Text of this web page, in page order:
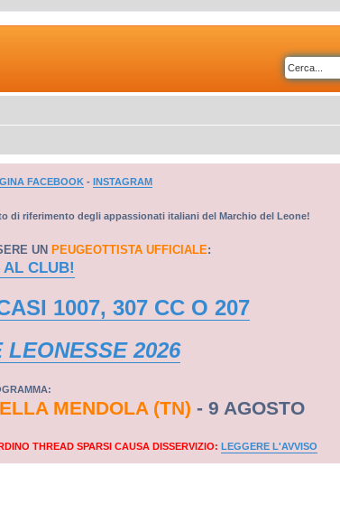
FACEBOOK - INSTAGRAM
di riferimento degli appassionati italiani del Marchio del Leone!
UN PEUGEOTTISTA UFFICIALE:
AL CLUB!
1007, 307 CC O 207
LEONESSE 2026
MENDOLA (TN) - 9 AGOSTO
THREAD SPARSI CAUSA DISSERVIZIO: LEGGERE L'AVVISO